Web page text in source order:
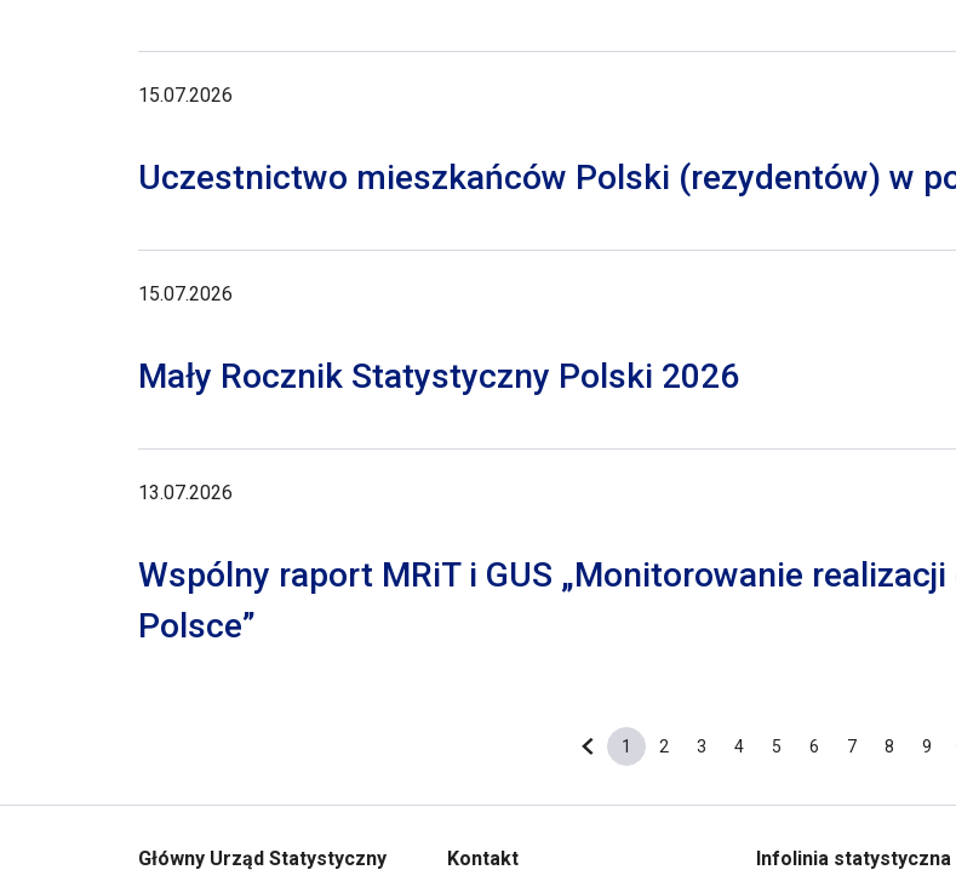
15.07.2026
Uczestnictwo mieszkańców Polski (rezydentów) w
15.07.2026
Mały Rocznik Statystyczny Polski 2026
13.07.2026
Wspólny raport MRiT i GUS „Monitorowanie
Polsce”
Poprzednia strona
Bieżąca strona
1
Strona
2
Strona
3
Strona
4
Strona
5
Strona
6
Strona
7
Strona
8 9
Główny Urząd Statystyczny Kontakt Infolinia statystyczna